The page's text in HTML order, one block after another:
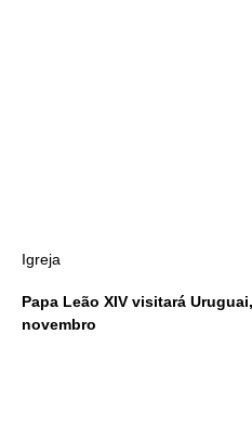
Igreja
Papa Leão XIV visitará
novembro